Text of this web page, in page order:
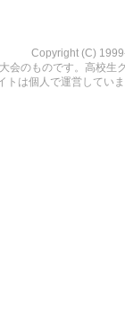
Copyright (C)
会のものです。高校生
トは個人で運営してい